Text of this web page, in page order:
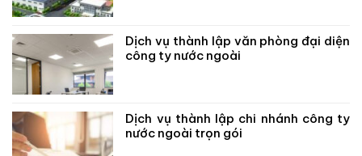
Dịch vụ thành lập văn phòng đại diện
công ty nước ngoài
Dịch vụ thành lập chi nhánh công ty
nước ngoài trọn gói